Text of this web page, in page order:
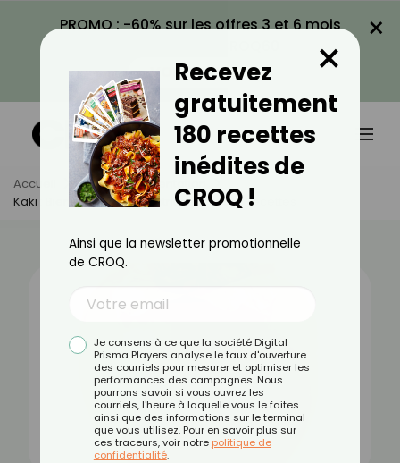
PROMO : -60% sur les offres 3 et 6 mois
VOIR LA PROMO
×
Accueil Actus
Alimentation
Kaki : Bienfaits, Valeurs Nutritionnelles Et Recettes
Recevez
gratuitement
180 recettes
inédites de
CROQ !
×
Ainsi que la newsletter promotionnelle
de CROQ.
Je consens à ce que la société Digital
Prisma Players analyse le taux d'ouverture
des courriels pour mesurer et optimiser les
performances des campagnes. Nous
pourrons savoir si vous ouvrez les
courriels, l'heure à laquelle vous le faites
ainsi que des informations sur le terminal
que vous utilisez. Pour en savoir plus sur
ces traceurs, voir notre politique de
confidentialité.